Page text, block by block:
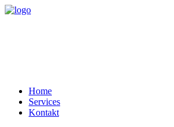
Home
Services
Kontakt